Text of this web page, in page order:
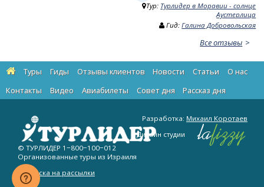
Тур: Турлидер в Моравии - солнце
Аустерлица
Гид:Галина Добровольская
Все отзывы
Туры Гиды Отзывы клиентов Новости Статьи
О нас
Контакты
Видео Авиабилеты Cовет дня Рассказ дня
© ТУРЛИДЕР 1−800−100−012
Организованные туры из Израиля
Подписка на рассылки
Разработка: Михаил Коротаев
Дизайн студии